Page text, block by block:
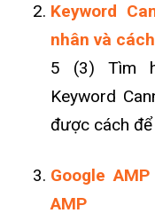
Keyword
nhân và
5 (3) Tìm
Keyword
được cách
Google
AMP